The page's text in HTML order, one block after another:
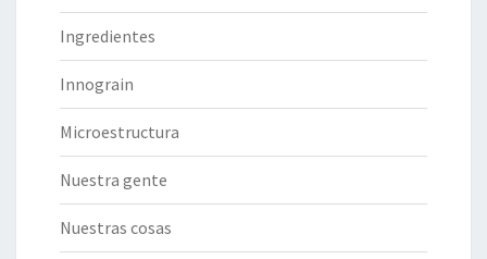
Ingredientes
Innograin
Microestructura
Nuestra gente
Nuestras cosas